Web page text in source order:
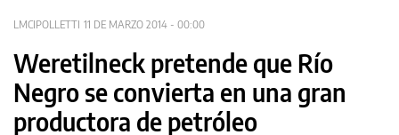
LMCIPOLLETTI 11 DE MARZO 2014 - 00:00
Weretilneck pretende que Río
Negro se convierta en una gran
productora de petróleo